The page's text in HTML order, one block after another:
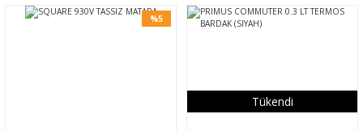
%5
Tükendi